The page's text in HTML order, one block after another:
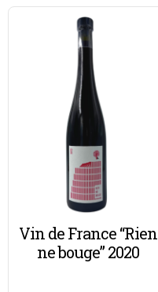
Vin de France “Rien
ne bouge” 2020